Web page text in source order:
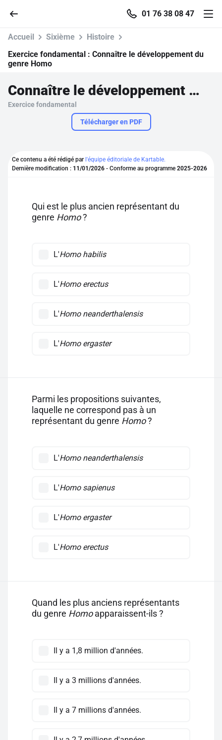
01 76 38 08 47
Parcourir
Se connecter
Pour profiter de 10 contenus offerts.
Accueil Sixième
Histoire
Exercice fondamental : Connaître le développement du
genre Homo
Connaître le développement du genre Homo
Exercice fondamental
Télécharger en PDF
Ce contenu a été rédigé par l'équipe éditoriale de Kartable.
Dernière modification : 11/01/2026 - Conforme au programme 2025-2026
Qui est le plus ancien représentant du
genre Homo?
L'Homo habilis
L'Homo erectus
L'Homo neanderthalensis
L'Homo ergaster
Parmi les propositions suivantes,
laquelle ne correspond pas à un
représentant du genre Homo?
L'Homo neanderthalensis
L'Homo sapienus
L'Homo ergaster
L'Homo erectus
Quand les plus anciens représentants
du genre Homoapparaissent-ils ?
Il y a 1,8 million d'années.
Il y a 3 millions d'années.
Il y a 7 millions d'années.